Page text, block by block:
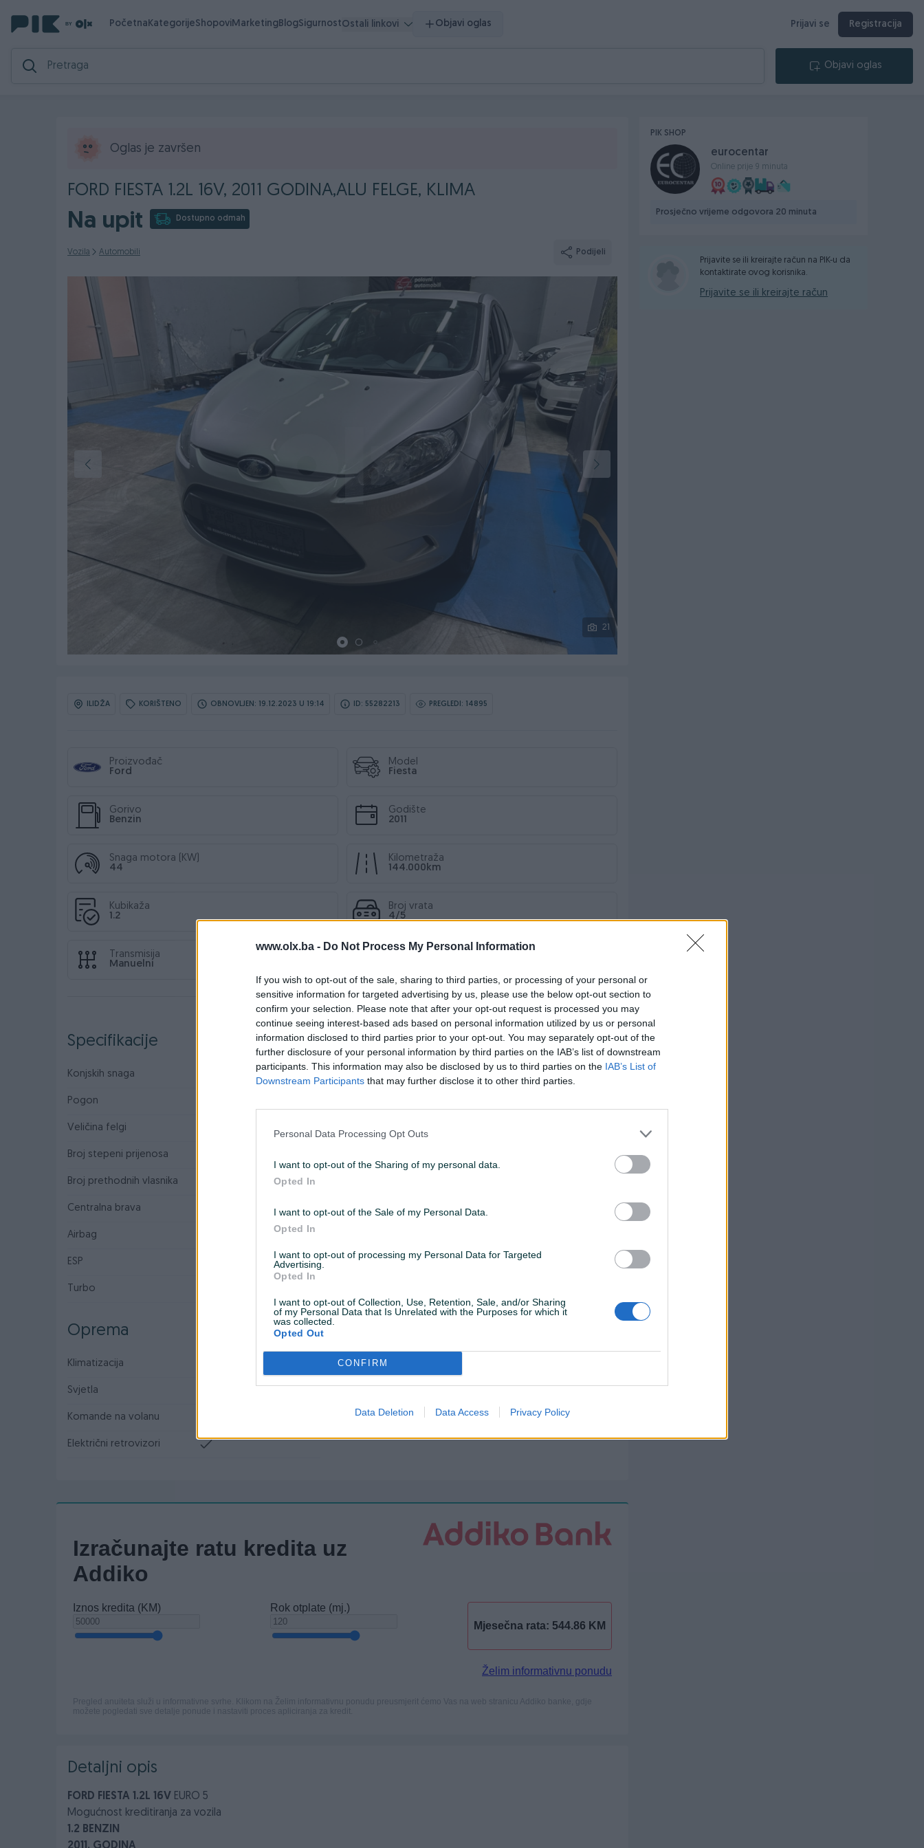
www.olx.ba - Do Not Process My Personal Information
If you wish to opt-out of the sale, sharing to third parties, or processing of your personal or
sensitive information for targeted advertising by us, please use the below opt-out section to
confirm your selection. Please note that after your opt-out request is processed you may
continue seeing interest-based ads based on personal information utilized by us or personal
information disclosed to third parties prior to your opt-out. You may separately opt-out of the
further disclosure of your personal information by third parties on the IAB’s list of downstream
participants. This information may also be disclosed by us to third parties on the IAB’s List of
Downstream Participants that may further disclose it to other third parties.
Personal Data Processing Opt Outs
I want to opt-out of the Sharing of my personal data.
Opted In
I want to opt-out of the Sale of my Personal Data.
Opted In
I want to opt-out of processing my Personal Data for Targeted
Advertising.
Opted In
I want to opt-out of Collection, Use, Retention, Sale, and/or Sharing
of my Personal Data that Is Unrelated with the Purposes for which it
was collected.
Opted Out
CONFIRM
Data Deletion Data Access Privacy Policy
PočetnaKategorijeShopoviMarketingBlogSigurnostOstali linkovi Objavi oglas Prijavi se Registracija
Objavi oglas
Oglas je završen
FORD FIESTA 1.2L 16V, 2011 GODINA,ALU FELGE, KLIMA
Na upit Dostupno odmah
Vozila Automobili Podijeli
21
ILIDŽA KORIŠTENO OBNOVLJEN: 19.12.2023 U 19:14 ID: 55282213 PREGLEDI: 14895
Proizvođač
Ford
Model
Fiesta
Gorivo
Benzin
Godište
2011
Snaga motora (KW)
44
Kilometraža
144.000km
Kubikaža
1.2
Broj vrata
4/5
Transmisija
Manuelni
Specifikacije
Konjskih snaga Malo auto
Pogon
Veličina felgi Sjedećih mjesta
Broj stepeni prijenosa
Broj prethodnih vlasnika
Centralna brava Daljinsko otključavanje
Airbag
ESP Servo volan
Turbo
Oprema
Klimatizacija Muzika/ozvučenje
Svjetla
Komande na volanu El. podizači stakala
Električni retrovizori
Detaljni opis
FORD FIESTA 1.2L 16V EURO 5
Mogućnost kreditiranja za vozila
1.2 BENZIN
PIK SHOP
eurocentar
Online prije 9 minuta
Prosječno vrijeme odgovora 20 minuta
Prijavite se ili kreirajte račun na PIK-u da
kontaktirate ovog korisnika.
Prijavite se ili kreirajte račun